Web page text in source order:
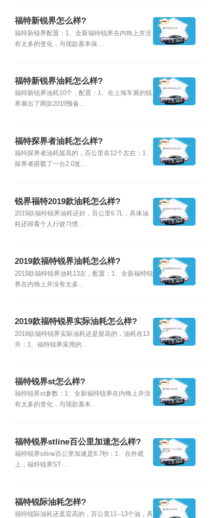
福特新锐界怎么样?
福特新锐界配置：1、全新福特锐界在内饰上并没
有太多的变化，与现款基本保...
福特新锐界油耗怎么样?
福特新锐界油耗10个，配置：1、在上海车展的锐
界展出了两款2019预备...
福特探界者油耗怎么样?
福特探界者油耗挺高的，百公里在12个左右：1、
探界者搭载了一台2.0发...
锐界福特2019款油耗怎么样?
2019款福特锐界油耗还好，百公里6.7L，具体油
耗还得看个人行驶习惯...
2019款福特锐界油耗怎么样?
2019款福特锐界油耗13左，配置：1、全新福特锐
界在内饰上并没有太多...
2019款福特锐界实际油耗怎么样?
2019款福特锐界实际油耗还是挺高的，油耗在13
升：1、福特锐界采用的...
福特锐界st怎么样?
福特锐界st参数：1、全新福特锐界在内饰上并没
有太多的变化，与现款基本...
福特锐界stline百公里加速怎么样?
福特锐界stline百公里加速是8.7秒：1、在外观
上，福特锐界ST-...
福特锐际油耗怎样?
福特锐际油耗还是蛮高的，百公里11--13个油，具